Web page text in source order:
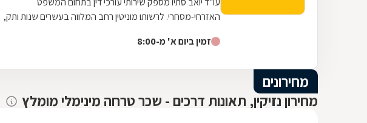
האזרחי-מסחרי. לרשותו מוניטין רחב המלווה בעשרים שנות ותק,
זמין ביום א' מ-8:00
מחירונים
מחירון נזיקין, תאונות דרכים - שכר טרחה מינימלי מומלץ